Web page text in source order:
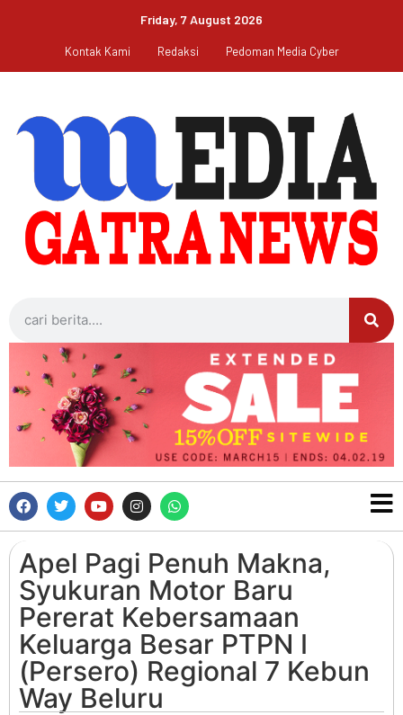
Friday, 7 August 2026
Kontak Kami Redaksi Pedoman Media Cyber
Apel Pagi Penuh Makna,
Syukuran Motor Baru
Pererat Kebersamaan
Keluarga Besar PTPN I
(Persero) Regional 7 Kebun
Way Beluru